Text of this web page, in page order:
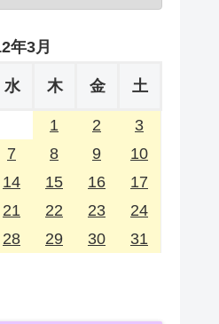
年3月
水 木 金 土
1 2
3
7 8 9
10
14 15 16
17
21 22 23
24
28 29 30 31